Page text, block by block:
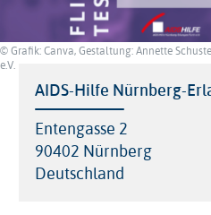
© Grafik: Canva, Gestaltung: Annette
e.V.
Veranstaltungsort
AIDS-Hilfe Nürnberg-
Adresse
Entengasse 2
90402 Nürnberg
Deutschland